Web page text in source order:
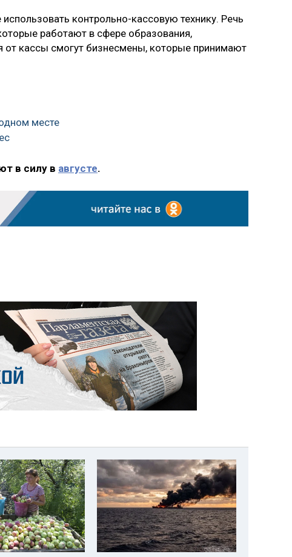
контрольно-кассовую технику. Речь
работают в сфере образования,
от кассы смогут бизнесмены, которые принимают
месте
в силу в августе.